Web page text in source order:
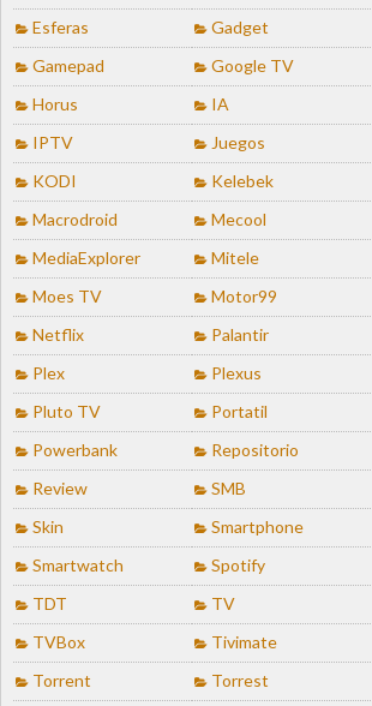
Esferas
Gadget
Gamepad
Google TV
Horus
IA
IPTV
Juegos
KODI
Kelebek
Macrodroid
Mecool
MediaExplorer
Mitele
Moes TV
Motor99
Netflix
Palantir
Plex
Plexus
Pluto TV
Portatil
Powerbank
Repositorio
Review
SMB
Skin
Smartphone
Smartwatch
Spotify
TDT
TV
TVBox
Tivimate
Torrent
Torrest